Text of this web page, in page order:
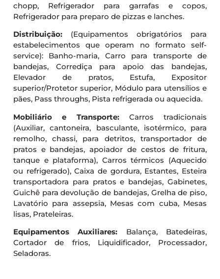
chopp, Refrigerador para garrafas e copos,
Refrigerador para preparo de pizzas e lanches.
Distribuição: (Equipamentos obrigatórios para
estabelecimentos que operam no formato self-
service): Banho-maria, Carro para transporte de
bandejas, Corrediça para apoio das bandejas,
Elevador de pratos, Estufa, Expositor
superior/Protetor superior, Módulo para utensílios e
pães, Pass throughs, Pista refrigerada ou aquecida.
Mobiliário e Transporte:Carros tradicionais
(Auxiliar, cantoneira, basculante, isotérmico, para
remolho, chassi, para detritos, transportador de
pratos e bandejas, apoiador de cestos de fritura,
tanque e plataforma), Carros térmicos (Aquecido
ou refrigerado), Caixa de gordura, Estantes, Esteira
transportadora para pratos e bandejas, Gabinetes,
Guichê para devolução de bandejas, Grelha de piso,
Lavatório para assepsia, Mesas com cuba, Mesas
lisas, Prateleiras.
Equipamentos Auxiliares: Balança, Batedeiras,
Cortador de frios, Liquidificador, Processador,
Seladoras.